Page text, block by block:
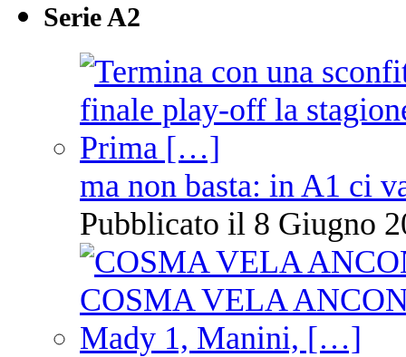
Serie A2
ma non basta: in A1 ci
Pubblicato il 8 Giugno